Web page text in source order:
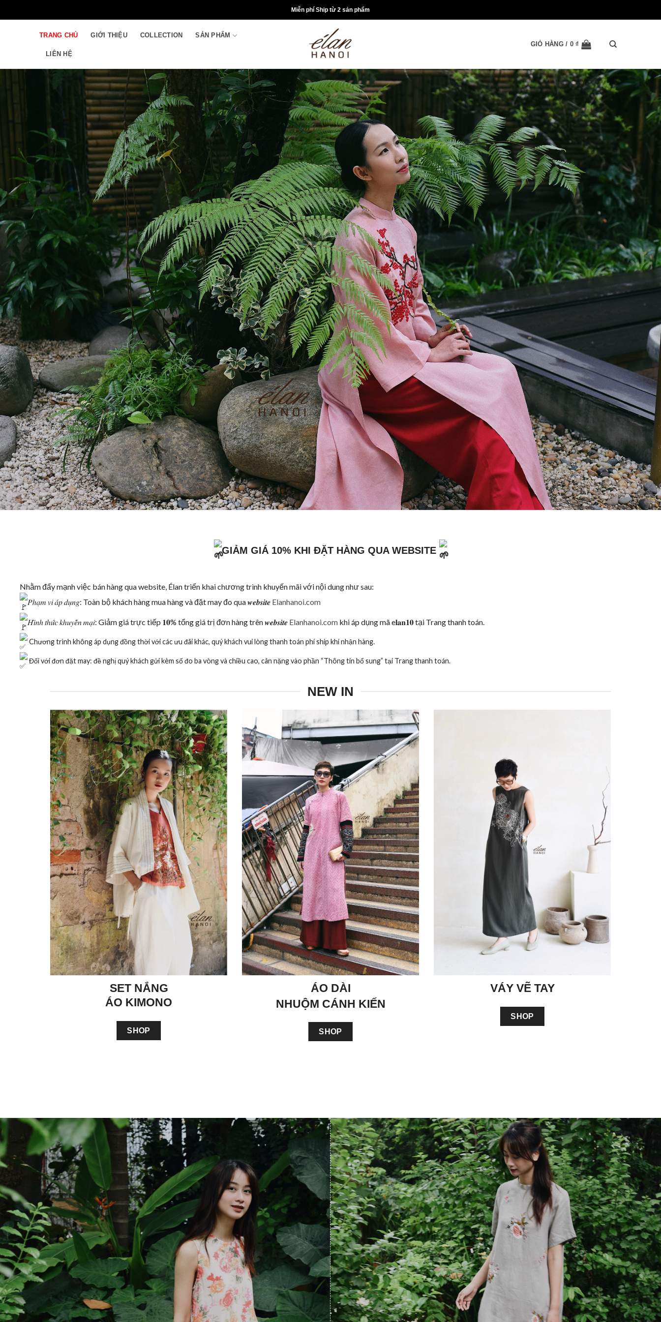
to
Miễn phí Ship từ 2 sản phẩm
TRANG CHỦ GIỚI THIỆU COLLECTION SẢN PHẨM
LIÊN HỆ
GIỎ HÀNG / 0₫
GIẢM GIÁ 10% KHI ĐẶT HÀNG QUA WEBSITE
Nhằm đẩy mạnh việc bán hàng qua website, Élan triển khai chương trình khuyến mãi với nội dung như sau:
𝑃ℎ𝑎̣𝑚 𝑣𝑖 𝑎́𝑝 𝑑𝑢̣𝑛𝑔: Toàn bộ khách hàng mua hàng và đặt may đo qua 𝒘𝒆𝒃𝒔𝒊𝒕𝒆 Elanhanoi.com
𝐻𝑖̀𝑛ℎ 𝑡ℎ𝑢̛́𝑐 𝑘ℎ𝑢𝑦𝑒̂́𝑛 𝑚𝑎̣𝑖: Giảm giá trực tiếp 𝟏𝟎% tổng giá trị đơn hàng trên 𝒘𝒆𝒃𝒔𝒊𝒕𝒆 Elanhanoi.com khi áp dụng mã e𝐥𝐚𝐧𝟏𝟎 tại Trang thanh toán.
Chương trình không áp dụng đồng thời với các ưu đãi khác, quý khách vui lòng thanh toán phí ship khi nhận hàng.
Đối với đơn đặt may: đề nghị quý khách gửi kèm số đo ba vòng và chiều cao, cân nặng vào phần “Thông tin bổ sung” tại Trang thanh toán.
NEW IN
SET NẮNG
ÁO KIMONO
SHOP
ÁO DÀI
NHUỘM CÁNH KIẾN
SHOP
VÁY VẼ TAY
SHOP